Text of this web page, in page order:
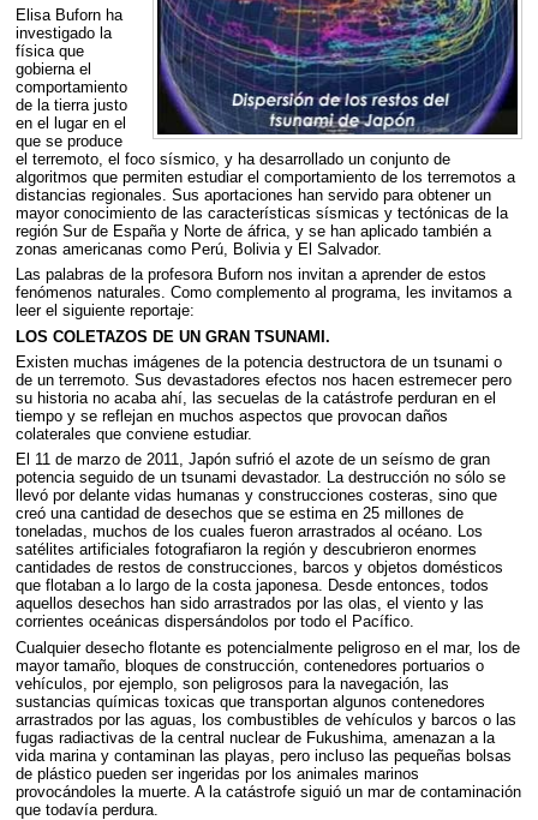
Elisa Buforn ha
investigado la
física que
gobierna el
comportamiento
de la tierra justo
en el lugar en el
que se produce
el terremoto, el foco sísmico, y ha desarrollado un conjunto de
algoritmos que permiten estudiar el comportamiento de los terremotos a
distancias regionales. Sus aportaciones han servido para obtener un
mayor conocimiento de las características sísmicas y tectónicas de la
región Sur de España y Norte de áfrica, y se han aplicado también a
zonas americanas como Perú, Bolivia y El Salvador.
Las palabras de la profesora Buforn nos invitan a aprender de estos
fenómenos naturales. Como complemento al programa, les invitamos a
leer el siguiente reportaje:
LOS COLETAZOS DE UN GRAN TSUNAMI.
Existen muchas imágenes de la potencia destructora de un tsunami o
de un terremoto. Sus devastadores efectos nos hacen estremecer pero
su historia no acaba ahí, las secuelas de la catástrofe perduran en el
tiempo y se reflejan en muchos aspectos que provocan daños
colaterales que conviene estudiar.
El 11 de marzo de 2011, Japón sufrió el azote de un seísmo de gran
potencia seguido de un tsunami devastador. La destrucción no sólo se
llevó por delante vidas humanas y construcciones costeras, sino que
creó una cantidad de desechos que se estima en 25 millones de
toneladas, muchos de los cuales fueron arrastrados al océano. Los
satélites artificiales fotografiaron la región y descubrieron enormes
cantidades de restos de construcciones, barcos y objetos domésticos
que flotaban a lo largo de la costa japonesa. Desde entonces, todos
aquellos desechos han sido arrastrados por las olas, el viento y las
corrientes oceánicas dispersándolos por todo el Pacífico.
Cualquier desecho flotante es potencialmente peligroso en el mar, los de
mayor tamaño, bloques de construcción, contenedores portuarios o
vehículos, por ejemplo, son peligrosos para la navegación, las
sustancias químicas toxicas que transportan algunos contenedores
arrastrados por las aguas, los combustibles de vehículos y barcos o las
fugas radiactivas de la central nuclear de Fukushima, amenazan a la
vida marina y contaminan las playas, pero incluso las pequeñas bolsas
de plástico pueden ser ingeridas por los animales marinos
provocándoles la muerte. A la catástrofe siguió un mar de contaminación
que todavía perdura.